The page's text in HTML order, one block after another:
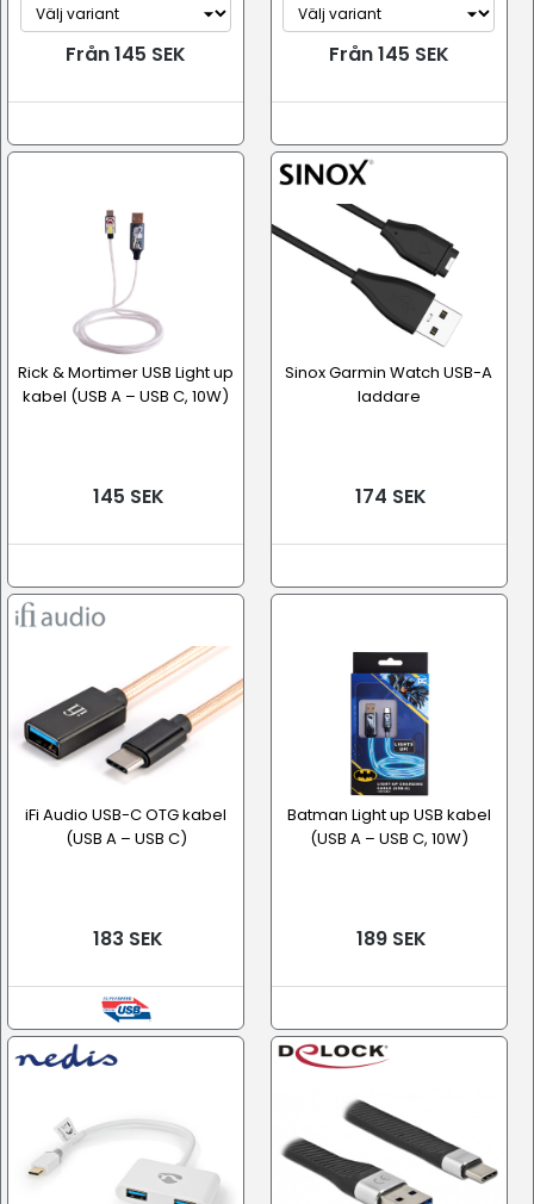
Från 145 SEK Från 145 SEK
Rick & Mortimer USB Light up
kabel (USB A – USB C, 10W)
145 SEK
Sinox Garmin Watch USB-A
laddare
174 SEK
iFi Audio USB-C OTG kabel
(USB A – USB C)
183 SEK
Batman Light up USB kabel
(USB A – USB C, 10W)
189 SEK